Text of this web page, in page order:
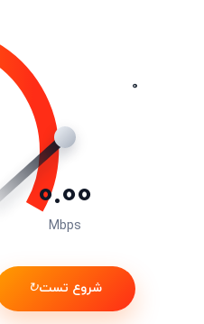
۰
0.00
Mbps
شروع تست↻